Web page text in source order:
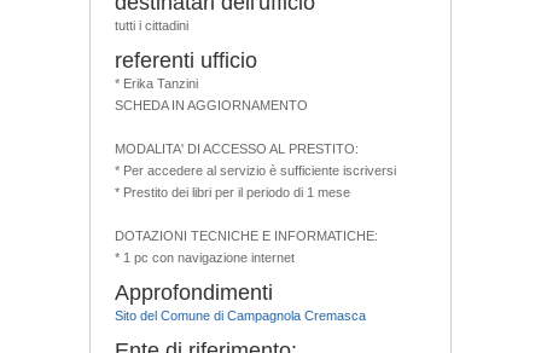
tutti i cittadini
referenti ufficio
* Erika Tanzini
SCHEDA IN AGGIORNAMENTO
MODALITA' DI ACCESSO AL PRESTITO:
* Per accedere al servizio è sufficiente iscriversi
* Prestito dei libri per il periodo di 1 mese
DOTAZIONI TECNICHE E INFORMATICHE:
* 1 pc con navigazione internet
Approfondimenti
Sito del Comune di Campagnola Cremasca